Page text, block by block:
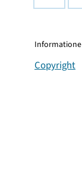
Copyright